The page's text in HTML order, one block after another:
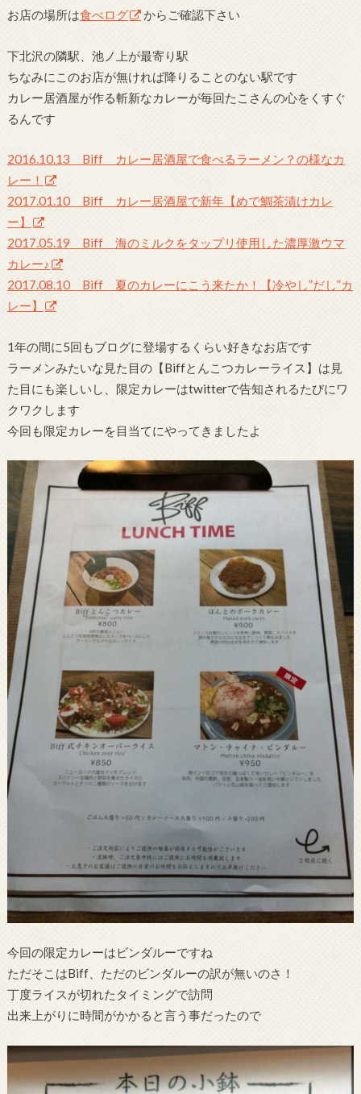
お店の場所は食べログ からご確認下さい
下北沢の隣駅、池ノ上が最寄り駅
ちなみにこのお店が無ければ降りることのない駅です
カレー居酒屋が作る斬新なカレーが毎回たこさんの心をくすぐ
るんです
2016.10.13 Biff カレー居酒屋で食べるラーメン？の様なカ
レー！
2017.01.10 Biff カレー居酒屋で新年【めで鯛茶漬けカレ
ー】
2017.05.19 Biff 海のミルクをタップリ使用した濃厚激ウマ
カレー♪
2017.08.10 Biff 夏のカレーにこう来たか！【冷やし”だし”カ
レー】
1年の間に5回もブログに登場するくらい好きなお店です
ラーメンみたいな見た目の【Biffとんこつカレーライス】は見
た目にも楽しいし、限定カレーはtwitterで告知されるたびにワ
クワクします
今回も限定カレーを目当てにやってきましたよ
今回の限定カレーはビンダルーですね
ただそこはBiff、ただのビンダルーの訳が無いのさ！
丁度ライスが切れたタイミングで訪問
出来上がりに時間がかかると言う事だったので